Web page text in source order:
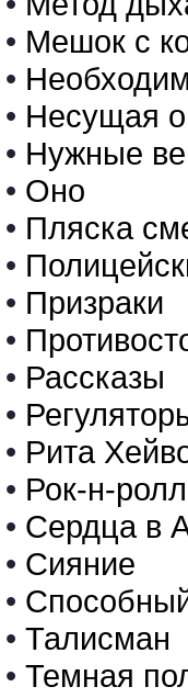
• Мешок с
•
• Несущая
• Нужные
• Оно
• Пляска
•
• Призраки
•
• Рассказы
•
• Рита
• Рок-н-
• Сердца в
• Сияние
•
• Талисман
• Темная